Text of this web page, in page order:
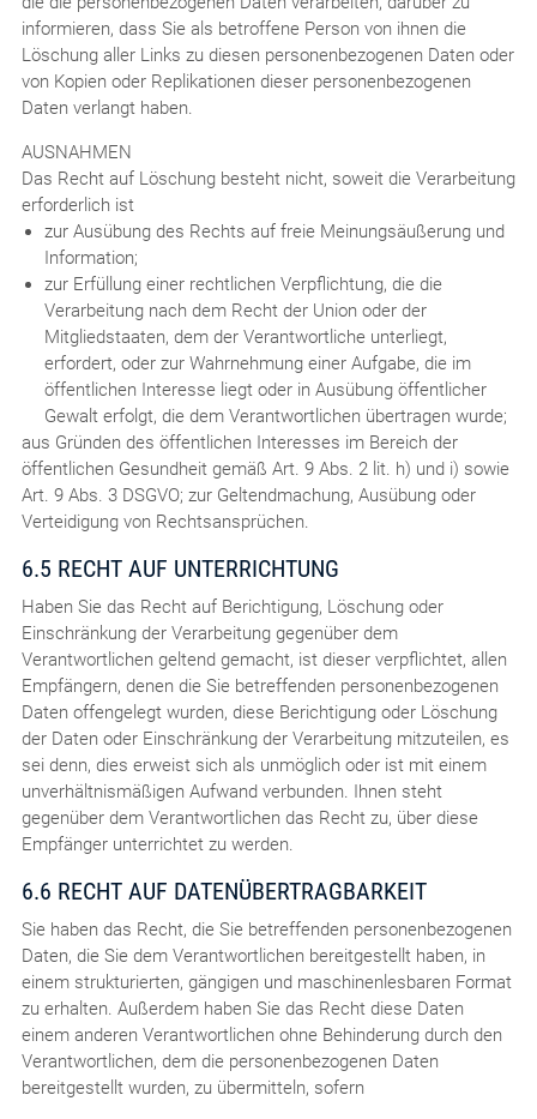
informieren, dass Sie als betroffene Person von ihnen die
Löschung aller Links zu diesen personenbezogenen Daten oder
von Kopien oder Replikationen dieser personenbezogenen
Daten verlangt haben.
AUSNAHMEN
Das Recht auf Löschung besteht nicht, soweit die Verarbeitung
erforderlich ist
zur Ausübung des Rechts auf freie Meinungsäußerung und
Information;
zur Erfüllung einer rechtlichen Verpflichtung, die die
Verarbeitung nach dem Recht der Union oder der
Mitgliedstaaten, dem der Verantwortliche unterliegt,
erfordert, oder zur Wahrnehmung einer Aufgabe, die im
öffentlichen Interesse liegt oder in Ausübung öffentlicher
Gewalt erfolgt, die dem Verantwortlichen übertragen wurde;
aus Gründen des öffentlichen Interesses im Bereich der
öffentlichen Gesundheit gemäß Art. 9 Abs. 2 lit. h) und i) sowie
Art. 9 Abs. 3 DSGVO; zur Geltendmachung, Ausübung oder
Verteidigung von Rechtsansprüchen.
6.5 RECHT AUF UNTERRICHTUNG
Haben Sie das Recht auf Berichtigung, Löschung oder
Einschränkung der Verarbeitung gegenüber dem
Verantwortlichen geltend gemacht, ist dieser verpflichtet, allen
Empfängern, denen die Sie betreffenden personenbezogenen
Daten offengelegt wurden, diese Berichtigung oder Löschung
der Daten oder Einschränkung der Verarbeitung mitzuteilen, es
sei denn, dies erweist sich als unmöglich oder ist mit einem
unverhältnismäßigen Aufwand verbunden. Ihnen steht
gegenüber dem Verantwortlichen das Recht zu, über diese
Empfänger unterrichtet zu werden.
6.6 RECHT AUF DATENÜBERTRAGBARKEIT
Sie haben das Recht, die Sie betreffenden personenbezogenen
Daten, die Sie dem Verantwortlichen bereitgestellt haben, in
einem strukturierten, gängigen und maschinenlesbaren Format
zu erhalten. Außerdem haben Sie das Recht diese Daten
einem anderen Verantwortlichen ohne Behinderung durch den
Verantwortlichen, dem die personenbezogenen Daten
bereitgestellt wurden, zu übermitteln, sofern